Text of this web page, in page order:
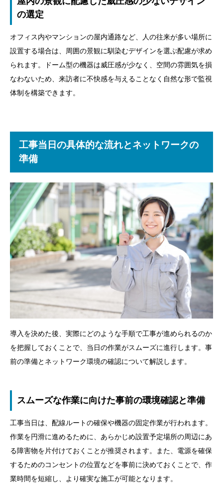
の選定
オフィス内やマンションの屋内通路など、人の往来が多い場所に
設置する場合は、周囲の景観に馴染むデザインを選ぶ配慮が求め
られます。ドーム型の機器は威圧感が少なく、空間の雰囲気を損
なわないため、来訪者に不快感を与えることなく自然な形で監視
体制を構築できます。
工事当日の具体的な流れとネットワークの
準備
導入を決めた後、実際にどのような手順で工事が進められるのか
を把握しておくことで、当日の作業がスムーズに進行します。事
前の準備とネットワーク環境の確認について解説します。
スムーズな作業に向けた事前の環境確認と準備
工事当日は、配線ルートの確保や機器の固定作業が行われます。
作業を円滑に進めるために、あらかじめ設置予定場所の周辺にあ
る障害物を片付けておくことが推奨されます。また、電源を確保
するためのコンセントの位置などを事前に決めておくことで、作
業時間を短縮し、より確実な施工が可能となります。